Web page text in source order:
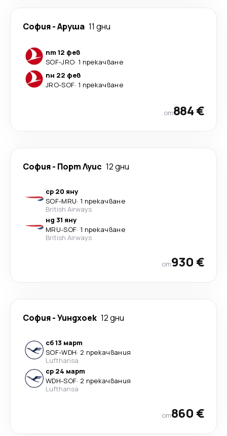
София-Аруша 11 дни
пт 12 фев
SOF-JRO· 1 прекачване
пн 22 фев
JRO-SOF· 1 прекачване
от884 €
София- Порт Луис 12 дни
ср 20 яну
SOF-MRU· 1 прекачване
British Airways
нд 31 яну
MRU-SOF· 1 прекачване
British Airways
от930 €
София-Уиндхоек 12 дни
сб 13 март
SOF-WDH· 2 прекачвания
Lufthansa
ср 24 март
WDH-SOF· 2 прекачвания
Lufthansa
от860 €